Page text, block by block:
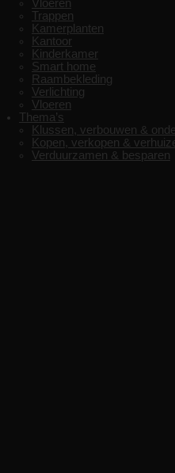
Vloeren
Trappen
Kamerplanten
Kantoor
Kinderkamer
Smart home
Raambekleding
Verlichting
Vloeren
Thema’s
Klussen, verbouwen &
Kopen, verkopen &
Verduurzamen & besparen